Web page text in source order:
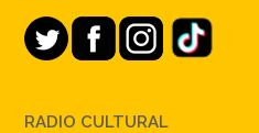
RADIO CULTURAL